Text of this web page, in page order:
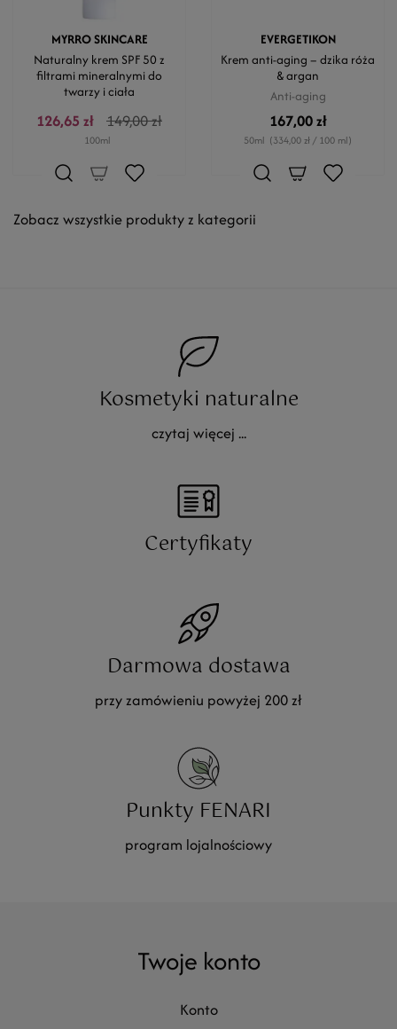
MYRRO SKINCARE
Naturalny krem SPF 50 z
filtrami mineralnymi do
twarzy i ciała
126,65 zł 149,00 zł
100ml
EVERGETIKON
Krem anti-aging – dzika róża
& argan
Anti-aging
167,00 zł
50ml (334,00 zł / 100 ml)
Zobacz wszystkie produkty z kategorii
Kosmetyki naturalne
czytaj więcej ...
Certyfikaty
Darmowa dostawa
przy zamówieniu powyżej 200 zł
Punkty FENARI
program lojalnościowy
Twoje konto
konto